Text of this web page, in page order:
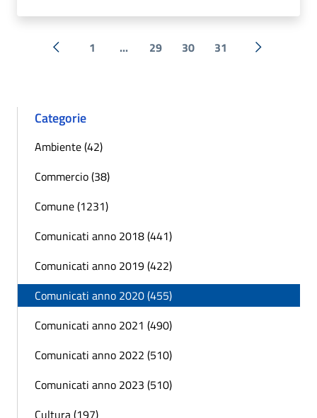
« Precedente
1 ... 29 30 31 Successiva
Categorie
Ambiente (42)
Commercio (38)
Comune (1231)
Comunicati anno 2018 (441)
Comunicati anno 2019 (422)
Comunicati anno 2020 (455)
Comunicati anno 2021 (490)
Comunicati anno 2022 (510)
Comunicati anno 2023 (510)
Cultura (197)